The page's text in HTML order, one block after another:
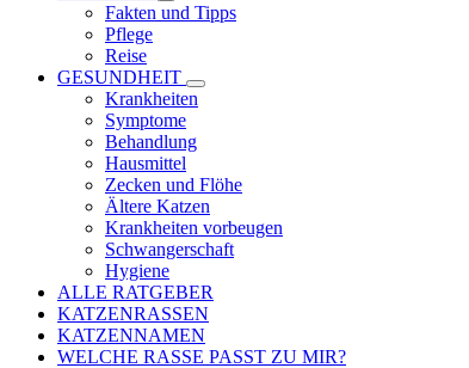
Fakten und Tipps
Pflege
Reise
GESUNDHEIT
Krankheiten
Symptome
Behandlung
Hausmittel
Zecken und Flöhe
Ältere Katzen
Krankheiten vorbeugen
Schwangerschaft
Hygiene
ALLE RATGEBER
KATZENRASSEN
KATZENNAMEN
WELCHE RASSE PASST ZU MIR?